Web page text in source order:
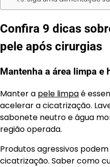
Confira 9 dicas
pele após cirurgias
Mantenha a área limpa e
Manter a pele limpaé
acelerar a cicatrização.
sabonete neutro e água
região operada.
Produtos agressivos
cicatrização. Saber como